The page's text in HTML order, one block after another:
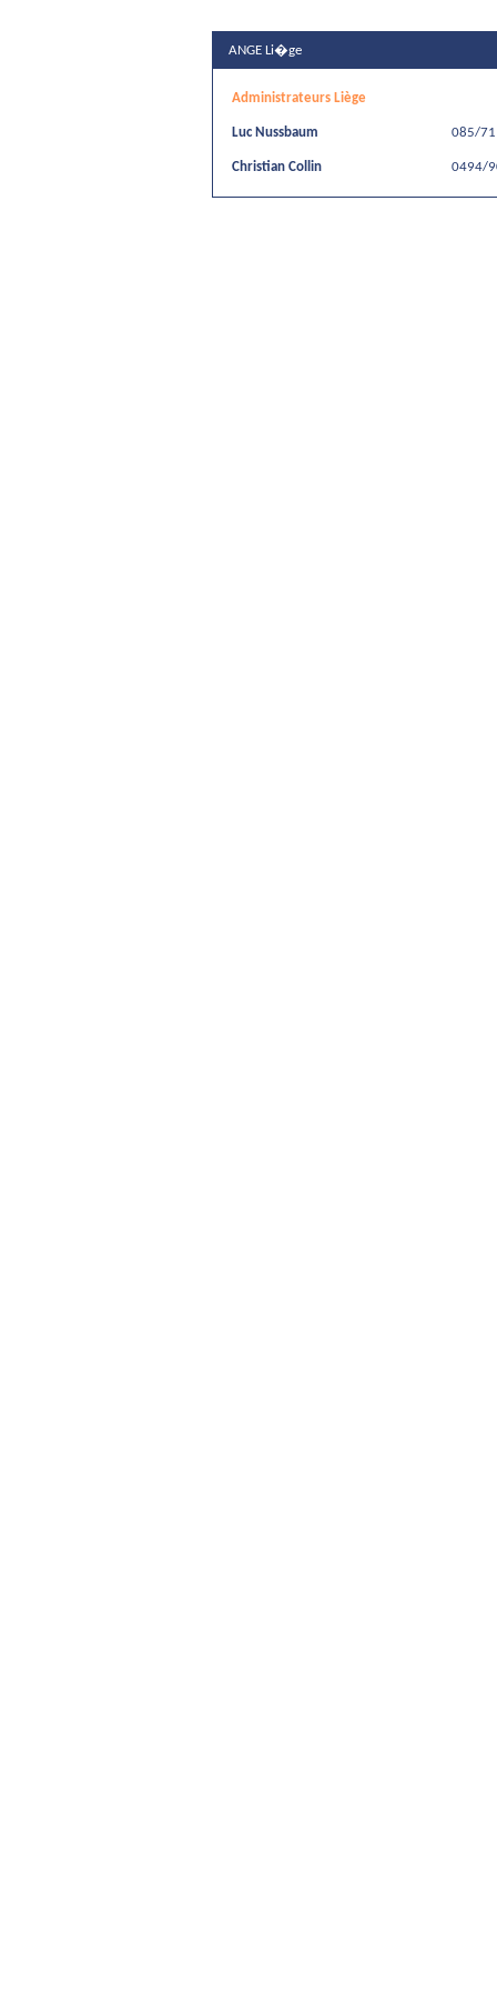
ANGE Li�ge
Administrateurs Liège
Luc Nussbaum 085/
Christian Collin 0494/